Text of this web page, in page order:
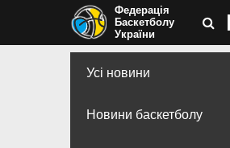
Федерація
Баскетболу
України
Усі новини
Новини баскетболу